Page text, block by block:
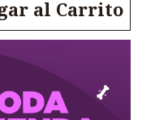
al Carrito